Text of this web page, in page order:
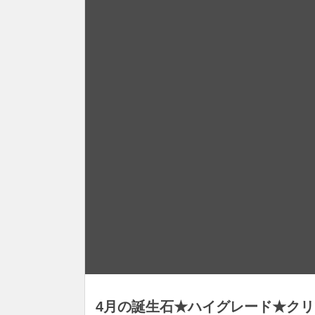
4月の誕生石★ハイグレード★クリ